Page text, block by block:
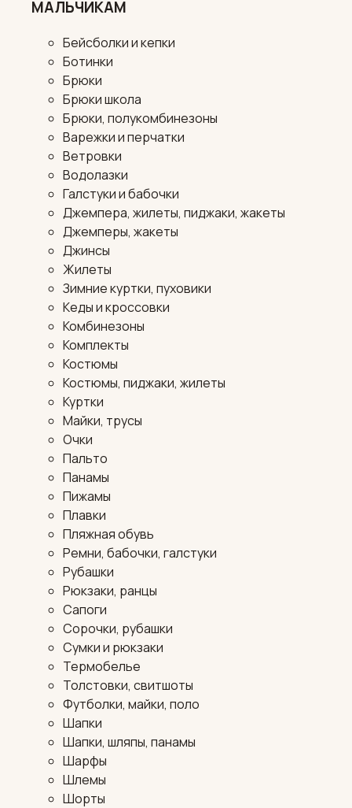
МАЛЬЧИКАМ
Бейсболки и кепки
Ботинки
Брюки
Брюки школа
Брюки, полукомбинезоны
Варежки и перчатки
Ветровки
Водолазки
Галстуки и бабочки
Джемпера, жилеты, пиджаки, жакеты
Джемперы, жакеты
Джинсы
Жилеты
Зимние куртки, пуховики
Кеды и кроссовки
Комбинезоны
Комплекты
Костюмы
Костюмы, пиджаки, жилеты
Куртки
Майки, трусы
Очки
Пальто
Панамы
Пижамы
Плавки
Пляжная обувь
Ремни, бабочки, галстуки
Рубашки
Рюкзаки, ранцы
Сапоги
Сорочки, рубашки
Сумки и рюкзаки
Термобелье
Толстовки, свитшоты
Футболки, майки, поло
Шапки
Шапки, шляпы, панамы
Шарфы
Шлемы
Шорты